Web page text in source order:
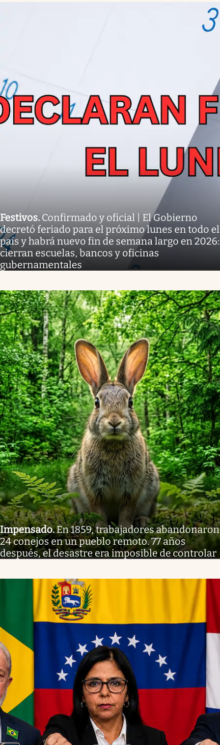
Festivos. Confirmado y oficial | El Gobierno
decretó feriado para el próximo lunes en todo el
país y habrá nuevo fin de semana largo en 2026:
cierran escuelas, bancos y oficinas
gubernamentales
Impensado.En 1859, trabajadores abandonaron
24 conejos en un pueblo remoto. 77 años
después, el desastre era imposible de controlar